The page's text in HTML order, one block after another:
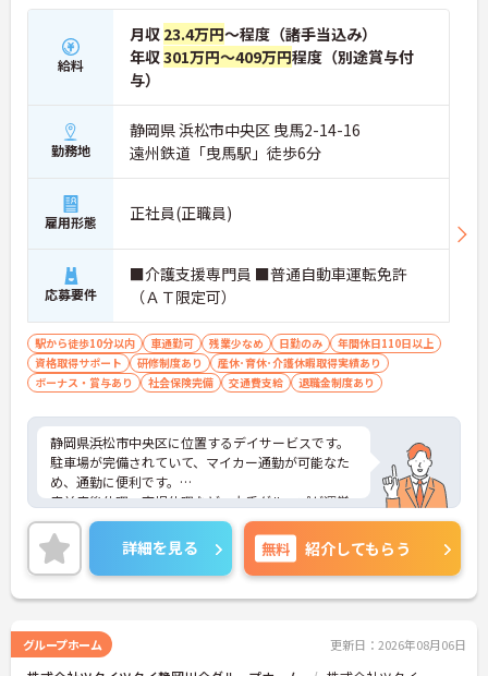
給料
月収 23.4万円～程度（諸手当込み）
年収301万円～409万円程度（別途賞与付
与）
勤務地
静岡県 浜松市中央区 曳馬2-14-16
遠州鉄道「曳馬駅」徒歩6分
雇用形態 正社員(正職員)
応募要件
■介護支援専門員 ■普通自動車運転免許
（ＡＴ限定可）
駅から徒歩10分以内 車通勤可 残業少なめ 日勤のみ
年間休日110日以上
資格取得サポート
研修制度あり
産休･育休･介護休暇取得実績あり
ボーナス・賞与あり
社会保険完備 交通費支給 退職金制度あり
静岡県浜松市中央区に位置するデイサービスです。
駐車場が完備されていて、マイカー通勤が可能なた
め、通勤に便利です。
産前産後休暇、育児休暇など、大手グループが運営
する施設のため、福利厚生も非常に充実しておりま
す！
未経験の方でも丁寧に指導・研修制度も整っており
ますので安心して働ける環境です。
ご興味をお持ちの方には、詳細の情報や面接のポイ
さい。
詳細を見る 無料 紹介してもらう
グループホーム 更新日：2026年08月06日